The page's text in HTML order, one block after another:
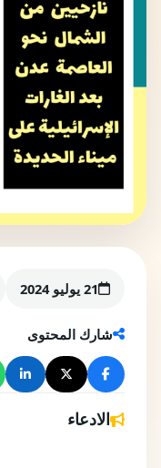
21 يوليو 2024
شارك المحتوى
الادعاء